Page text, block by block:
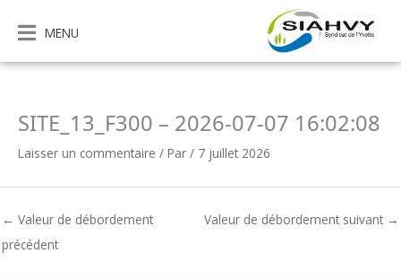
contenu
MENU
SITE_13_F300 – 2026-07-07 16:02:08
Laisser un commentaire / Par / 7 juillet 2026
← Valeur de débordement
précédent
Valeur de débordement suivant →